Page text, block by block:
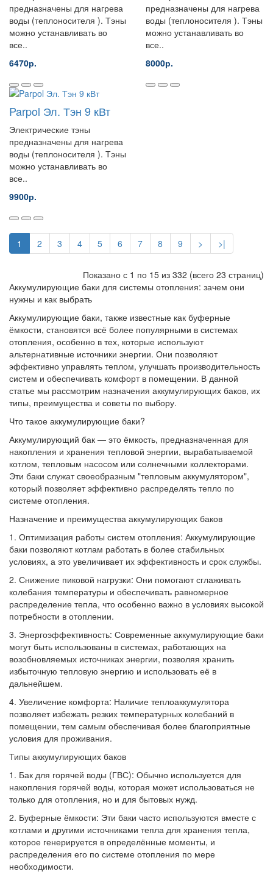
предназначены для нагрева
воды (теплоносителя ). Тэны
можно устанавливать во
все..
6470р.
предназначены для нагрева
воды (теплоносителя ). Тэны
можно устанавливать во
все..
8000р.
Parpol Эл. Тэн 9 кВт
Электрические тэны
предназначены для нагрева
воды (теплоносителя ). Тэны
можно устанавливать во
все..
9900р.
1 2 3 4 5 6 7 8 9 > >|
Показано с 1 по 15 из 332 (всего 23 страниц)
Аккумулирующие баки для системы отопления: зачем они
нужны и как выбрать
Аккумулирующие баки, также известные как буферные
ёмкости, становятся всё более популярными в системах
отопления, особенно в тех, которые используют
альтернативные источники энергии. Они позволяют
эффективно управлять теплом, улучшать производительность
систем и обеспечивать комфорт в помещении. В данной
статье мы рассмотрим назначения аккумулирующих баков, их
типы, преимущества и советы по выбору.
Что такое аккумулирующие баки?
Аккумулирующий бак — это ёмкость, предназначенная для
накопления и хранения тепловой энергии, вырабатываемой
котлом, тепловым насосом или солнечными коллекторами.
Эти баки служат своеобразным "тепловым аккумулятором",
который позволяет эффективно распределять тепло по
системе отопления.
Назначение и преимущества аккумулирующих баков
1. Оптимизация работы систем отопления: Аккумулирующие
баки позволяют котлам работать в более стабильных
условиях, а это увеличивает их эффективность и срок службы.
2. Снижение пиковой нагрузки: Они помогают сглаживать
колебания температуры и обеспечивать равномерное
распределение тепла, что особенно важно в условиях высокой
потребности в отоплении.
3. Энергоэффективность: Современные аккумулирующие баки
могут быть использованы в системах, работающих на
возобновляемых источниках энергии, позволяя хранить
избыточную тепловую энергию и использовать её в
дальнейшем.
4. Увеличение комфорта: Наличие теплоаккумулятора
позволяет избежать резких температурных колебаний в
помещении, тем самым обеспечивая более благоприятные
условия для проживания.
Типы аккумулирующих баков
1. Бак для горячей воды (ГВС): Обычно используется для
накопления горячей воды, которая может использоваться не
только для отопления, но и для бытовых нужд.
2. Буферные ёмкости: Эти баки часто используются вместе с
котлами и другими источниками тепла для хранения тепла,
которое генерируется в определённые моменты, и
распределения его по системе отопления по мере
необходимости.